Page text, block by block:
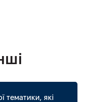
тематики, які